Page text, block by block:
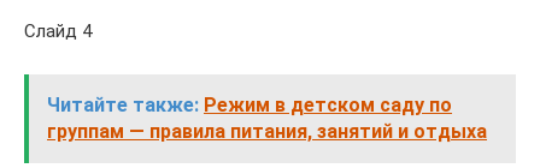
Слайд 4
Читайте также: Режим в детском саду по
группам — правила питания, занятий и отдыха